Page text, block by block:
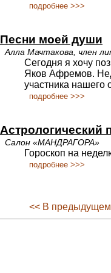
подробнее >>>
Песни моей души
Алла Мачтакова, член
Сегодня я хочу
Яков Афремов.
участника нашего
подробнее >>>
Астрологический
Салон «МАНДРАГОРА»
Гороскоп на
подробнее >>>
<< В